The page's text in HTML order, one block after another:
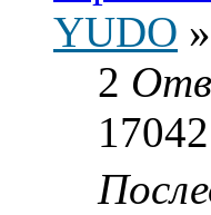
YUDO »
2
17042